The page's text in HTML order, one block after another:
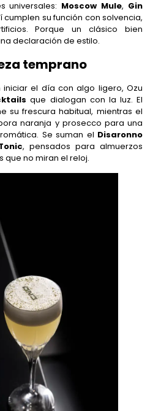
universales: Moscow Mule, Gin
cumplen su función con solvencia,
Porque un clásico bien
declaración de estilo.
temprano
iniciar el día con algo ligero, Ozu
que dialogan con la luz. El
su frescura habitual, mientras el
naranja y prosecco para una
Se suman el Disaronno
, pensados para almuerzos
que no miran el reloj.